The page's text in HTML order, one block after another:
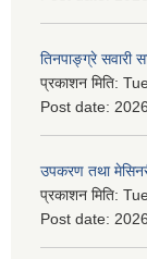
तिनपाङ्ग्रे सवारी
प्रकाशन मिति:
Post date:
उपकरण तथा
प्रकाशन मिति:
Post date: